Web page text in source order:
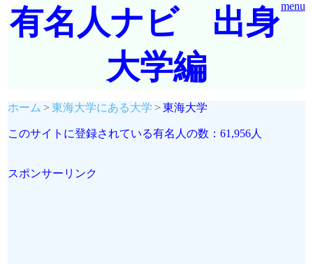
menu
有名人ナビ 出身
大学編
ホーム 東海大学にある大学 東海大学
このサイトに登録されている有名人の数：61,956人
スポンサーリンク